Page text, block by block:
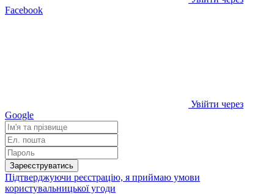
Facebook
Увійти через
Google
Зареєструватись
Підтверджуючи реєстрацію, я приймаю умови
користувальницької угоди